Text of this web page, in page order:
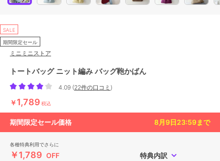
SALE
期間限定セール
ミニミニストア
トートバッグ ニット編み バッグ鞄かばん
4.09 (22件の口コミ )
￥1,789 税込
期間限定セール価格 8月9日23:59まで
各種特典利用でさらに
￥1,789 OFF 特典内訳